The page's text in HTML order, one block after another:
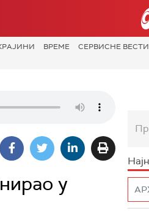
ВРЕМЕ СЕРВИСНЕ ВЕСТИ
у